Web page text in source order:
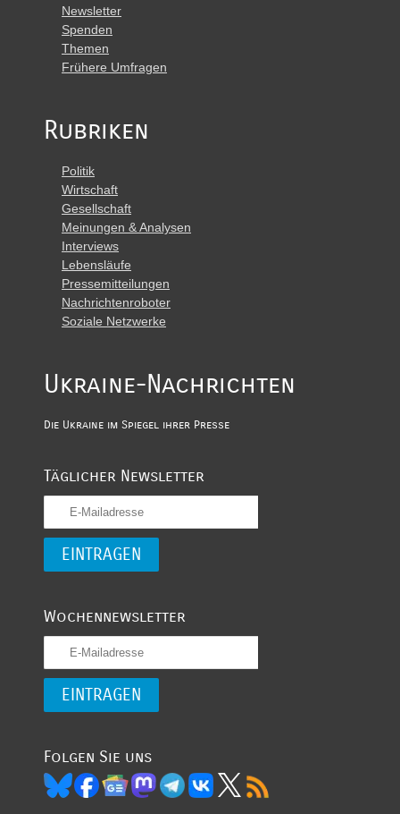
Newsletter
Spenden
Themen
Frühere Umfragen
Rubriken
Politik
Wirtschaft
Gesellschaft
Meinungen & Analysen
Interviews
Lebensläufe
Pressemitteilungen
Nachrichtenroboter
Soziale Netzwerke
Ukraine-Nachrichten
Die Ukraine im Spiegel ihrer Presse
Täglicher Newsletter
Wochennewsletter
Folgen Sie uns